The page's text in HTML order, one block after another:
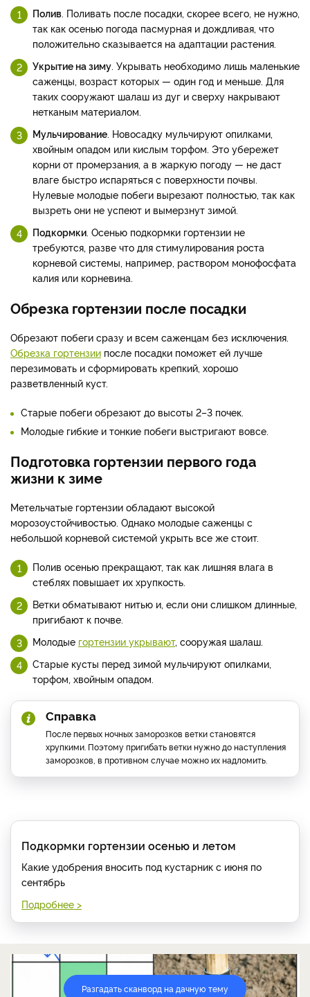
Полив. Поливать после посадки, скорее всего, не нужно,
так как осенью погода пасмурная и дождливая, что
положительно сказывается на адаптации растения.
Укрытие на зиму. Укрывать необходимо лишь маленькие
саженцы, возраст которых — один год и меньше. Для
таких сооружают шалаш из дуг и сверху накрывают
нетканым материалом.
Мульчирование. Новосадку мульчируют опилками,
хвойным опадом или кислым торфом. Это убережет
корни от промерзания, а в жаркую погоду — не даст
влаге быстро испаряться с поверхности почвы.
Нулевые молодые побеги вырезают полностью, так как
вызреть они не успеют и вымерзнут зимой.
Подкормки. Осенью подкормки гортензии не
требуются, разве что для стимулирования роста
корневой системы, например, раствором монофосфата
калия или корневина.
Обрезка гортензии после посадки
Обрезают побеги сразу и всем саженцам без исключения.
Обрезка гортензии после посадки поможет ей лучше
перезимовать и сформировать крепкий, хорошо
разветвленный куст.
Старые побеги обрезают до высоты 2–3 почек.
Молодые гибкие и тонкие побеги выстригают вовсе.
Подготовка гортензии первого года
жизни к зиме
Метельчатые гортензии обладают высокой
морозоустойчивостью. Однако молодые саженцы с
небольшой корневой системой укрыть все же стоит.
Полив осенью прекращают, так как лишняя влага в
стеблях повышает их хрупкость.
Ветки обматывают нитью и, если они слишком длинные,
пригибают к почве.
Молодые гортензии укрывают, сооружая шалаш.
Старые кусты перед зимой мульчируют опилками,
торфом, хвойным опадом.
Справка
После первых ночных заморозков ветки становятся
хрупкими. Поэтому пригибать ветки нужно до наступления
заморозков, в противном случае можно их надломить.
Подкормки гортензии осенью и летом
Какие удобрения вносить под кустарник с июня по
сентябрь
Подробнее >
Разгадать сканворд на дачную тему